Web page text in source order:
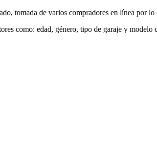
tomada de varios compradores en línea por
como: edad, género, tipo de garaje y